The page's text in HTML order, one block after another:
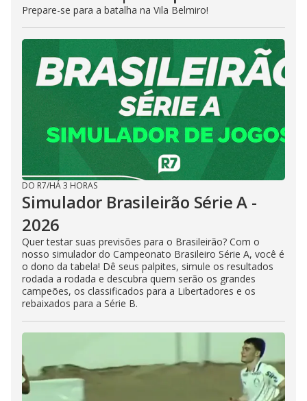
Prepare-se para a batalha na Vila Belmiro!
DO R7/HÁ 3 HORAS
Simulador Brasileirão Série A -
2026
Quer testar suas previsões para o Brasileirão? Com o
nosso simulador do Campeonato Brasileiro Série A, você é
o dono da tabela! Dê seus palpites, simule os resultados
rodada a rodada e descubra quem serão os grandes
campeões, os classificados para a Libertadores e os
rebaixados para a Série B.